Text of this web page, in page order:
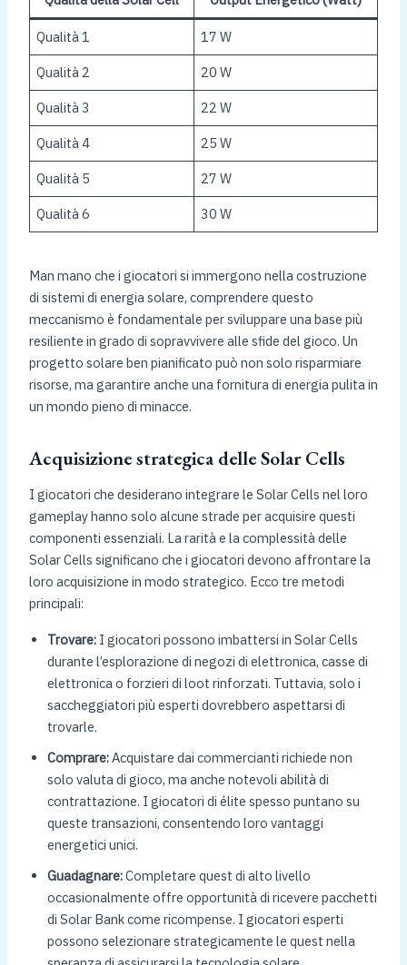
Qualità 1 17 W
Qualità 2 20 W
Qualità 3 22 W
Qualità 4 25 W
Qualità 5 27 W
Qualità 6 30 W
Man mano che i giocatori si immergono nella costruzione
di sistemi di energia solare, comprendere questo
meccanismo è fondamentale per sviluppare una base più
resiliente in grado di sopravvivere alle sfide del gioco. Un
progetto solare ben pianificato può non solo risparmiare
risorse, ma garantire anche una fornitura di energia pulita in
un mondo pieno di minacce.
Acquisizione strategica delle Solar Cells
I giocatori che desiderano integrare le Solar Cells nel loro
gameplay hanno solo alcune strade per acquisire questi
componenti essenziali. La rarità e la complessità delle
Solar Cells significano che i giocatori devono affrontare la
loro acquisizione in modo strategico. Ecco tre metodi
principali:
Trovare:I giocatori possono imbattersi in Solar Cells
durante l’esplorazione di negozi di elettronica, casse di
elettronica o forzieri di loot rinforzati. Tuttavia, solo i
saccheggiatori più esperti dovrebbero aspettarsi di
trovarle.
Comprare:Acquistare dai commercianti richiede non
solo valuta di gioco, ma anche notevoli abilità di
contrattazione. I giocatori di élite spesso puntano su
queste transazioni, consentendo loro vantaggi
energetici unici.
Guadagnare:Completare quest di alto livello
occasionalmente offre opportunità di ricevere pacchetti
di Solar Bank come ricompense. I giocatori esperti
possono selezionare strategicamente le quest nella